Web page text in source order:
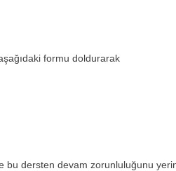
formu doldurarak
bu dersten devam zorunluluğunu